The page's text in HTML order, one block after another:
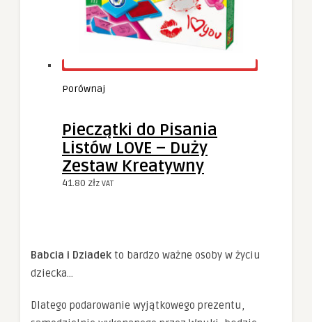
Porównaj
Pieczątki do Pisania
Listów LOVE – Duży
Zestaw Kreatywny
41.80 złz VAT
Babcia i Dziadek to bardzo ważne osoby w życiu
dziecka…
Dlatego podarowanie wyjątkowego prezentu,